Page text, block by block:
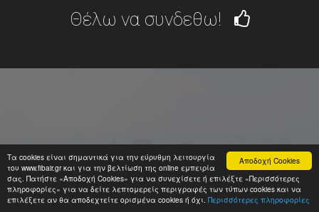
Αποδοχή Cookies
Τα cookies είναι σημαντικά για την εύρυθμη λειτουργία
του www.fibair.gr και για την βελτίωση της online εμπειρία
σας. Πατήστε «Αποδοχή Cookies» για να συνεχίσετε ή επιλέξτε «Περισσότερες
πληροφορίες» για να δείτε λεπτομερείς περιγραφές των τύπων cookies και να
επιλέξετε αν θα αποδεχτείτε ορισμένα cookies ή όχι. Περισσότερες πληροφορίες
Θέλω να συνδεθω!
ΤΗΛΕΦΩΝΟ
2610-878-000